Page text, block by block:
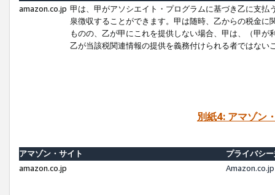
amazon.co.jp 甲は、甲がアソシエイト・プログラムに基づき乙に支
泉徴収することができます。甲は随時、乙からの税金
ものの、乙が甲にこれを提供しない場合、甲は、（甲
乙が当該税関連情報の提供を義務付けられる者ではな
別紙4: アマゾン
アマゾン・サイト
プライバシ
amazon.co.jp